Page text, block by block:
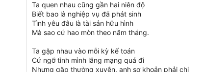
Ta quen nhau cũng gần hai niên độ
Biết bao là nghiệp vụ đã phát sinh
Tình yêu đâu là tài sản hữu hình
Mà sao cứ hao mòn theo năm tháng.
Ta gặp nhau vào mỗi kỳ kế toán
Cứ ngỡ tình mình lãng mạng quá đi
Nhưng gặp thường xuyên, anh sợ khoản phải chi